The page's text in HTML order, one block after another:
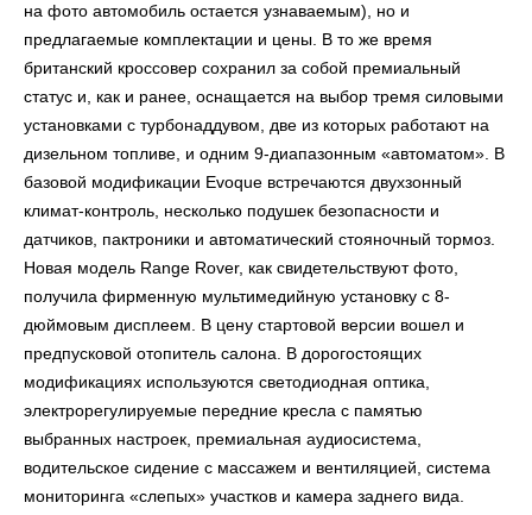
на фото автомобиль остается узнаваемым), но и
предлагаемые комплектации и цены . В то же время
британский кроссовер сохранил за собой премиальный
статус и, как и ранее, оснащается на выбор тремя силовыми
установками с турбонаддувом, две из которых работают на
дизельном топливе, и одним 9-диапазонным «автоматом». В
базовой модификации Evoque встречаются двухзонный
климат-контроль, несколько подушек безопасности и
датчиков, пактроники и автоматический стояночный тормоз.
Новая модель Range Rover, как свидетельствуютфото
получила фирменную мультимедийную установку с 8-
дюймовым дисплеем. В цену стартовой версии вошел и
предпусковой отопитель салона. В дорогостоящих
модификациях используются светодиодная оптика,
электрорегулируемые передние кресла с памятью
выбранных настроек, премиальная аудиосистема,
водительское сидение с массажем и вентиляцией, система
мониторинга «слепых» участков и камера заднего вида.